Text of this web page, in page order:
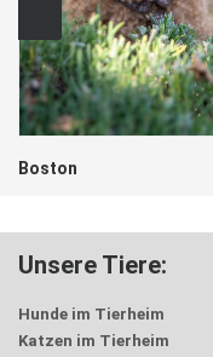
Boston
Unsere Tiere:
Hunde im Tierheim
Katzen im Tierheim